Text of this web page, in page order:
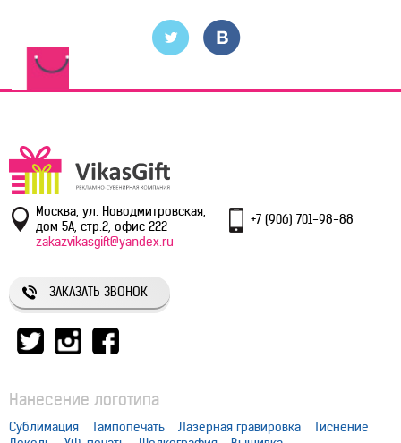
Москва, ул. Новодмитровская,
дом 5А, стр.2, офис 222
+7 (906) 701-98-88
zakazvikasgift@yandex.ru
ЗАКАЗАТЬ ЗВОНОК
Нанесение логотипа
Сублимация Тампопечать Лазерная гравировка
Тиснение